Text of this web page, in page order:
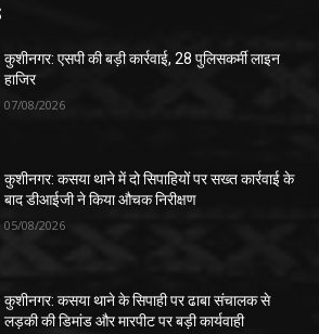
कुशीनगर: एसपी की बड़ी कार्रवाई, 28 पुलिसकर्मी लाइन
हाजिर
07/08/2026
कुशीनगर: कसया थाने में दो सिपाहियों पर सख्त कार्रवाई के
बाद डीआईजी ने किया औचक निरीक्षण
05/08/2026
कुशीनगर: कसया थाने के सिपाही पर ढाबा संचालक से
लड़की की डिमांड और मारपीट पर बड़ी कार्यवाही